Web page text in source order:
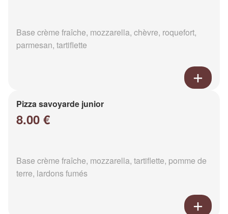
Base crème fraîche, mozzarella, chèvre, roquefort,
parmesan, tartiflette
Pizza savoyarde junior
8.00 €
Base crème fraîche, mozzarella, tartiflette, pomme de
terre, lardons fumés